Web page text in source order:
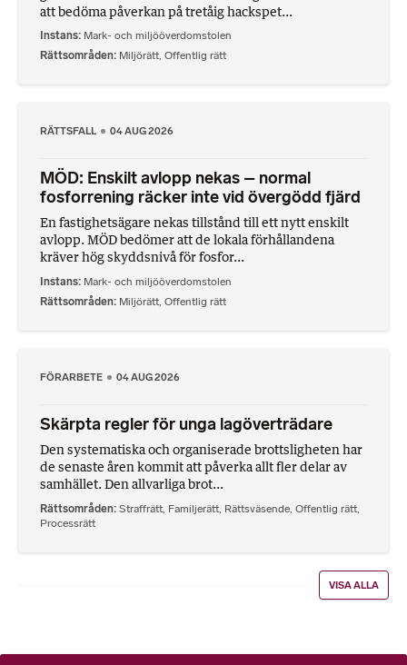
att bedöma påverkan på tretåig hackspet...
Instans Mark- och miljööverdomstolen
Rättsområden Miljörätt, Offentlig rätt
RÄTTSFALL 04 AUG 2026
MÖD: Enskilt avlopp nekas – normal
fosforrening räcker inte vid övergödd fjärd
En fastighetsägare nekas tillstånd till ett nytt enskilt
avlopp. MÖD bedömer att de lokala förhållandena
kräver hög skyddsnivå för fosfor...
Instans Mark- och miljööverdomstolen
Rättsområden Miljörätt, Offentlig rätt
FÖRARBETE 04 AUG 2026
Skärpta regler för unga lagöverträdare
Den systematiska och organiserade brottsligheten har
de senaste åren kommit att påverka allt fler delar av
samhället. Den allvarliga brot...
Rättsområden Straffrätt Familjerätt Rättsväsende Offentlig rätt
Processrätt
VISA ALLA